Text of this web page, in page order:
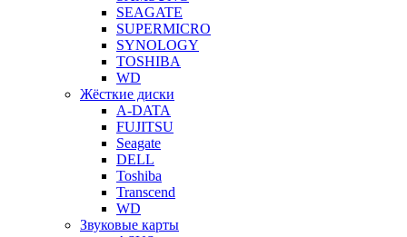
SEAGATE
SUPERMICRO
SYNOLOGY
TOSHIBA
WD
Жёсткие диски
A-DATA
FUJITSU
Seagate
DELL
Toshiba
Transcend
WD
Звуковые карты